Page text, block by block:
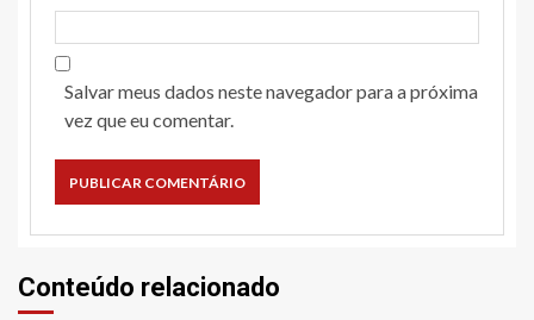
Salvar meus dados neste navegador para a próxima
vez que eu comentar.
Conteúdo relacionado